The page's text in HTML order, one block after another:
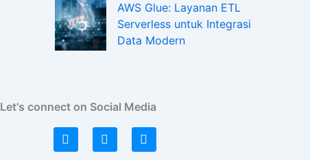
AWS Glue: Layanan ETL
Serverless untuk Integrasi
Data Modern
Let's connect on Social Media
L
i
I
n
F
a